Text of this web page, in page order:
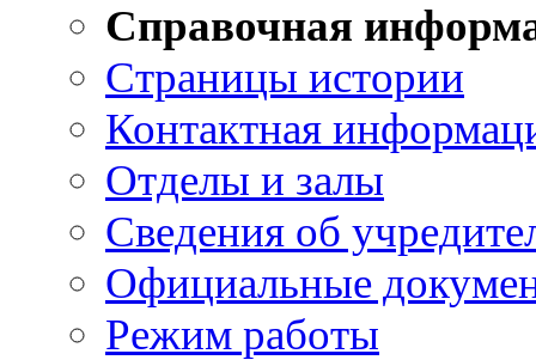
Справочная
Страницы истории
Контактная
Отделы и залы
Сведения об
Официальные
Режим работы